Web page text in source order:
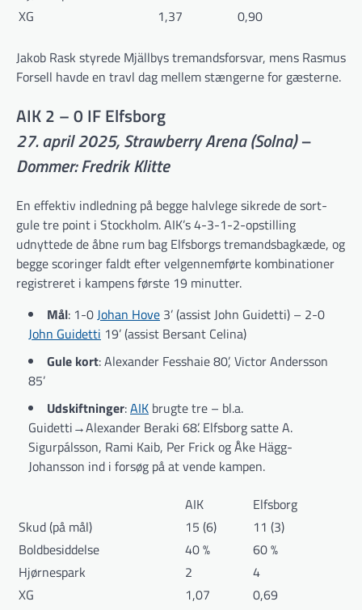
XG
1,37 0,90
Jakob Rask styrede Mjällbys tremands­forsvar, mens Rasmus
Forsell havde en travl dag mellem stængerne for gæsterne.
AIK 2 – 0 IF Elfsborg
27. april 2025, Strawberry Arena (Solna) –
Dommer: Fredrik Klitte
En effektiv indledning på begge halvlege sikrede de sort-
gule tre point i Stockholm. AIK’s 4-3-1-2-opstilling
udnyttede de åbne rum bag Elfsborgs tremandsbagkæde, og
begge scoringer faldt efter velgennemførte kombinationer
registreret i kampens første 19 minutter.
Mål: 1-0 Johan Hove 3’ (assist John Guidetti) – 2-0
John Guidetti 19’ (assist Bersant Celina)
Gule kort: Alexander Fesshaie 80’, Victor Andersson
85’
Udskiftninger:AIK brugte tre – bl.a.
Guidetti→Alexander Beraki 68’. Elfsborg satte A.
Sigurpálsson, Rami Kaib, Per Frick og Åke Hägg-
Johansson ind i forsøg på at vende kampen.
AIK
Elfsborg
Skud (på mål)
15 (6)
11 (3)
Boldbesiddelse
40 %
60 %
Hjørnespark
2
4
XG
1,07 0,69